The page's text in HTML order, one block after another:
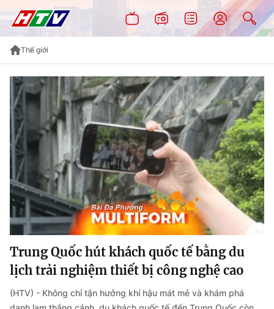
Thế giới
Trung Quốc hút khách quốc tế bằng du
lịch trải nghiệm thiết bị công nghệ cao
(HTV) - Không chỉ tận hưởng khí hậu mát mẻ và khám phá